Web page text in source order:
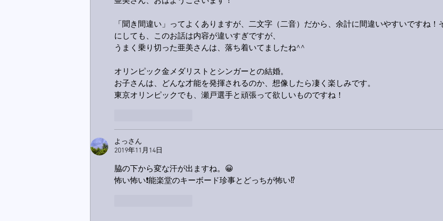
「聞き間違い」ってよくありますが、二文字（二音）だから、余計に間違いやすいですね！
にしても、このお話は内容が違いすぎですが、
うまく乗り切った亜美さんは、落ち着いてましたね^^
オリンピック金メダリストとシンガーとの結婚。
お子さんは、どんな才能を発揮されるのか、想像したら凄く楽しみです。
東京オリンピックでも、瀬戸選手と頑張って欲しいものですね！
よっさん
2019年11月14日
脇の下から変な汗が出ますね。😀
怖い怖い❗能楽堂のキーボード珍事とどっちが怖い⁉️